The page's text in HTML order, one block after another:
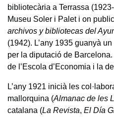
bibliotecària a Terrassa
Museu Soler i Palet i on
archivos y bibliotecas del
(1942). L’any 1935 guanyà
per la diputació de
de l’Escola d’Economia i la
L’any 1921 inicià les
mallorquina (Almanac de les
catalana (La Revista, El Día